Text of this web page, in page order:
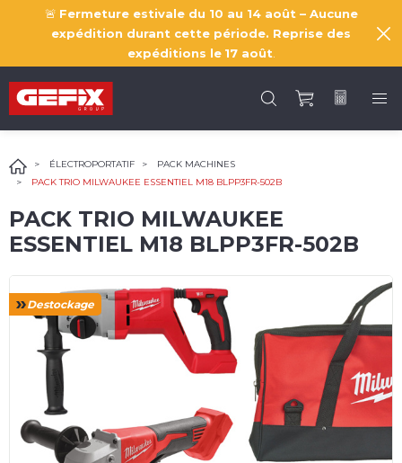
🚨 Fermeture estivale du 10 au 14 août – Aucune
expédition durant cette période. Reprise des
expéditions le 17 août
ÉLECTROPORTATIF
PACK MACHINES
PACK TRIO MILWAUKEE ESSENTIEL M18 BLPP3FR-502B
PACK TRIO MILWAUKEE
ESSENTIEL M18 BLPP3FR-502B
Destockage